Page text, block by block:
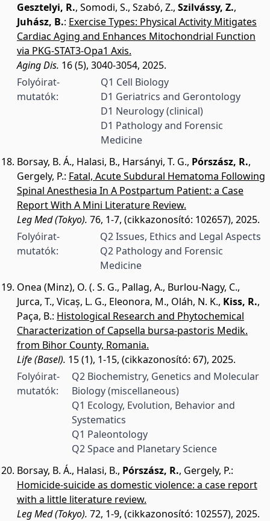
Gesztelyi, R., Somodi, S., Szabó, Z., Szilvássy, Z.,
Juhász, B.: Exercise Types: Physical Activity Mitigates
Cardiac Aging and Enhances Mitochondrial Function
via PKG-STAT3-Opa1 Axis.
Aging Dis. 16 (5), 3040-3054, 2025.
Folyóirat-
mutatók:
Q1 Cell Biology
D1 Geriatrics and Gerontology
D1 Neurology (clinical)
D1 Pathology and Forensic
Medicine
Borsay, B. Á., Halasi, B., Harsányi, T. G., Pórszász, R.,
Gergely, P.: Fatal, Acute Subdural Hematoma Following
Spinal Anesthesia In A Postpartum Patient: a Case
Report With A Mini Literature Review.
Leg Med (Tokyo). 76, 1-7, (cikkazonosító: 102657), 2025.
Folyóirat-
mutatók:
Q2 Issues, Ethics and Legal Aspects
Q2 Pathology and Forensic
Medicine
Onea (Minz), O. (. S. G., Pallag, A., Burlou-Nagy, C.,
Jurca, T., Vicaș, L. G., Eleonora, M., Oláh, N. K., Kiss, R.,
Paça, B.: Histological Research and Phytochemical
Characterization of Capsella bursa-pastoris Medik.
from Bihor County, Romania.
Life (Basel). 15 (1), 1-15, (cikkazonosító: 67), 2025.
Folyóirat-
mutatók:
Q2 Biochemistry, Genetics and Molecular
Biology (miscellaneous)
Q1 Ecology, Evolution, Behavior and
Systematics
Q1 Paleontology
Q2 Space and Planetary Science
Borsay, B. Á., Halasi, B., Pórszász, R., Gergely, P.:
Homicide-suicide as domestic violence: a case report
with a little literature review.
Leg Med (Tokyo). 72, 1-9, (cikkazonosító: 102557), 2025.